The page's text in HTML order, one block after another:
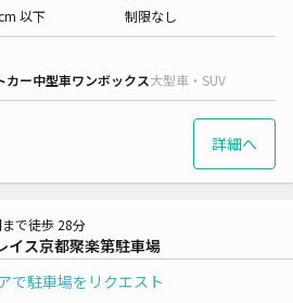
で駐車場をリクエスト
以下
制限なし
カー中型車ワンボックス大型車・SUV
詳細へ
イス京都聚楽第駐車場
で徒歩 28分